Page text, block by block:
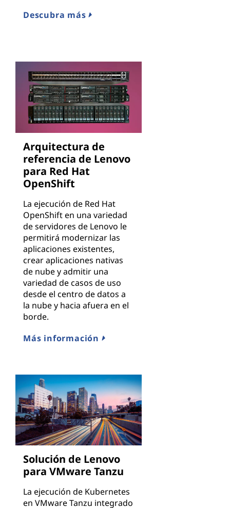
Descubra más
Arquitectura de
referencia de Lenovo
para Red Hat
OpenShift
La ejecución de Red Hat
OpenShift en una variedad
de servidores de Lenovo le
permitirá modernizar las
aplicaciones existentes,
crear aplicaciones nativas
de nube y admitir una
variedad de casos de uso
desde el centro de datos a
la nube y hacia afuera en el
borde.
Más información
Solución de Lenovo
para VMware Tanzu
La ejecución de Kubernetes
en VMware Tanzu integrado